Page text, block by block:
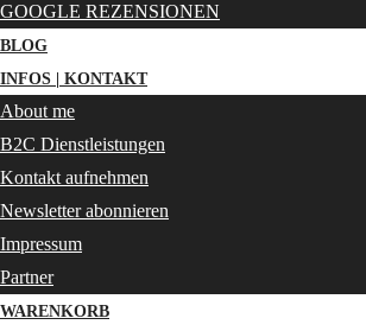
GOOGLE REZENSIONEN
BLOG
INFOS | KONTAKT
About me
B2C Dienstleistungen
Kontakt aufnehmen
Newsletter abonnieren
Impressum
Partner
WARENKORB